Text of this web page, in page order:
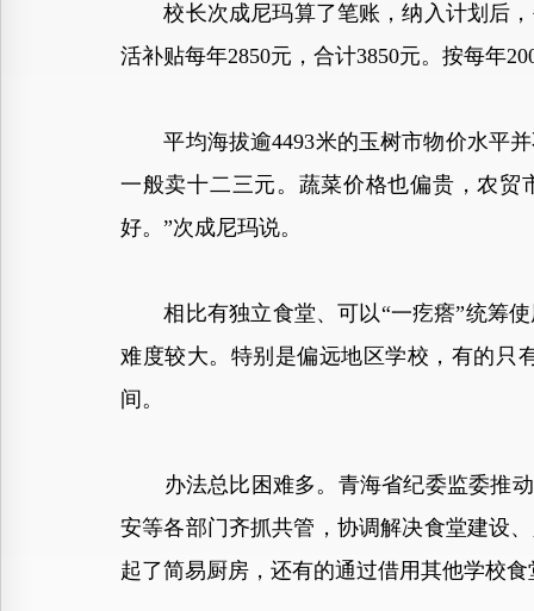
校长次成尼玛算了笔账，纳入计划后，
活补贴每年2850元，合计3850元。按每年
平均海拔逾4493米的玉树市物价水平并
一般卖十二三元。蔬菜价格也偏贵，农贸
好。”次成尼玛说。
相比有独立食堂、可以“一疙瘩”统筹使
难度较大。特别是偏远地区学校，有的只
间。
办法总比困难多。青海省纪委监委推动
安等各部门齐抓共管，协调解决食堂建设
起了简易厨房，还有的通过借用其他学校